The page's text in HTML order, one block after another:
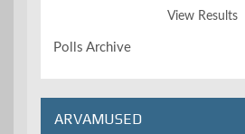
View Results
Polls Archive
ARVAMUSED